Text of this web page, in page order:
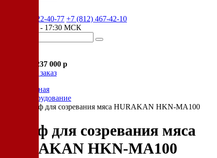
+7 (905) 222-40-77 +7 (812) 467-42-10
пн-пт 9:00 - 17:30 МСК
1 237 000 р
Оформить заказ
Главная
Оборудование
Шкаф для созревания мяса HURAKAN HKN-MA100
Шкаф для созревания мяса
HURAKAN HKN-MA100